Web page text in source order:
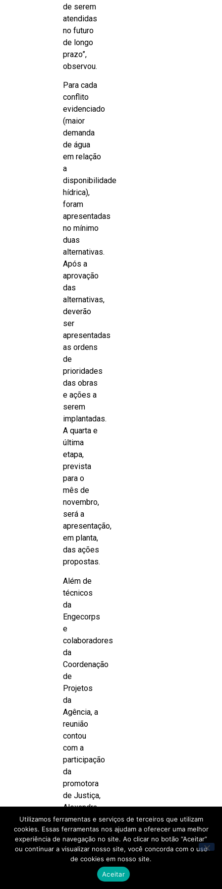
de serem
atendidas
no futuro
de longo
prazo”,
observou.
Para cada
conflito
evidenciado
(maior
demanda
de água
em relação
a
disponibilidade
hídrica),
foram
apresentadas
no mínimo
duas
alternativas.
Após a
aprovação
das
alternativas,
deverão
ser
apresentadas
as ordens
de
prioridades
das obras
e ações a
serem
implantadas.
A quarta e
última
etapa,
prevista
para o
mês de
novembro,
será a
apresentação,
em planta,
das ações
propostas.
Além de
técnicos
da
Engecorps
e
colaboradores
da
Coordenação
de
Projetos
da
Agência, a
reunião
contou
com a
participação
da
promotora
de Justiça,
Alexandra
Facciolli
Martins,
do Gaema
PCJ/MP-
Piracicaba,
Utilizamos ferramentas e serviços de terceiros que utilizam
cookies. Essas ferramentas nos ajudam a oferecer uma melhor
experiência de navegação no site. Ao clicar no botão “Aceitar”
ou continuar a visualizar nosso site, você concorda com o uso
de cookies em nosso site.
Aceitar